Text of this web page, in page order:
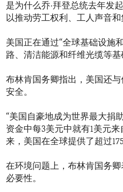
是为什么乔·拜登总统去年发
以推动劳工权利、工人声音和
美国正在通过“全球基础设施
路、清洁能源和纤维光缆等基
布林肯国务卿指出，美国还
安全。
“美国自豪地成为世界最大捐
资金中每3美元中就有1美元
来，美国在全球提供了超过
在环境问题上，布林肯国务
必要性。